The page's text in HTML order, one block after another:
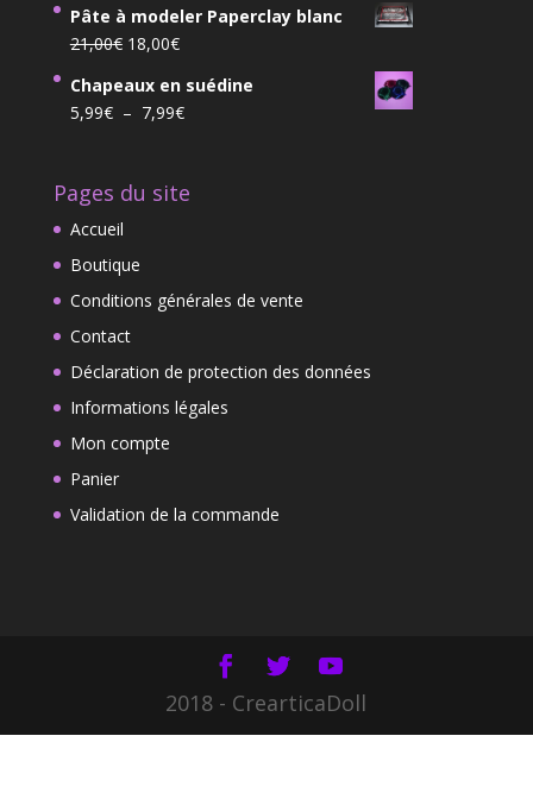
7,15€.5,25€.
prix :
à
Pâte à modeler Paperclay blanc
21,00€ Le
initial
était :
18,00€Le
actuel
est :
Chapeaux en suédine
5,99€ – 7,99€Plage
5,99€
Pages du site
Accueil
Boutique
Conditions générales de vente
Contact
Déclaration de protection des données
Informations légales
Mon compte
Panier
Validation de la commande
2018 - CrearticaDoll